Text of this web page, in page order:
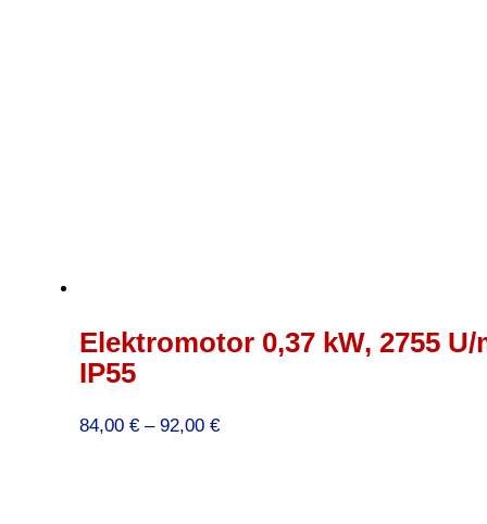
Elektromotor 0,37 kW, 2755 U/
IP55
84,00 € – 92,00 €Preisspanne: